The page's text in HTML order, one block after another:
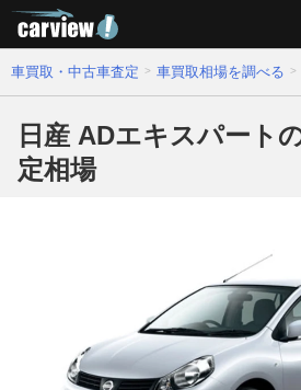
車買取・中古車査定 車買取相場を調べる
日産 ADエキスパート
定相場